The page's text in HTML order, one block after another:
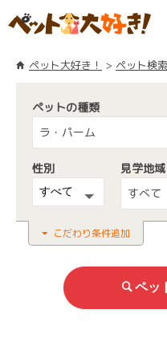
ペット大好き！ ペット検索
ペットの種類
ラ・パーム
性別
見学地域
すべて
こだわり条件追加